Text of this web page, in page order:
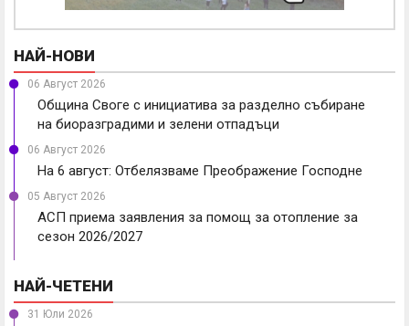
НАЙ-НОВИ
06 Август 2026
Община Своге с инициатива за разделно събиране
на биоразградими и зелени отпадъци
06 Август 2026
На 6 август: Отбелязваме Преображение Господне
05 Август 2026
АСП приема заявления за помощ за отопление за
сезон 2026/2027
НАЙ-ЧЕТЕНИ
31 Юли 2026